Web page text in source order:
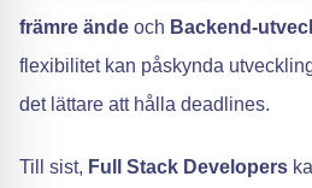
främre ände och Backend-
flexibilitet kan påskynda
det lättare att hålla deadlines.
Till sist, Full Stack Developers